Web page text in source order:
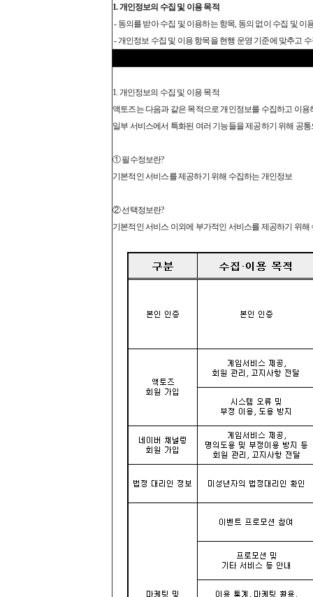
1. 개인정보의 수집 및 이용 목적
- 동의를 받아 수집 및 이용하는 항목, 동의 없이 수집 및
- 개인정보 수집 및 이용 항목을 현행 운영 기준에 맞추고
1. 개인정보의 수집 및 이용 목적
액토즈는 다음과 같은 목적으로 개인정보를 수집하고 이용
일부 서비스에서 특화된 여러 기능들을 제공하기 위해 공
① 필수정보란?
기본적인 서비스를 제공하기 위해 수집하는 개인정보
② 선택정보란?
기본적인 서비스 이외에 부가적인 서비스를 제공하기 위해